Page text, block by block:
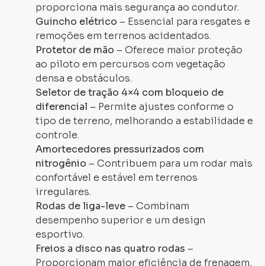
proporciona mais segurança ao condutor.
Guincho elétrico – Essencial para resgates e
remoções em terrenos acidentados.
Protetor de mão – Oferece maior proteção
ao piloto em percursos com vegetação
densa e obstáculos.
Seletor de tração 4×4 com bloqueio de
diferencial – Permite ajustes conforme o
tipo de terreno, melhorando a estabilidade e
controle.
Amortecedores pressurizados com
nitrogênio – Contribuem para um rodar mais
confortável e estável em terrenos
irregulares.
Rodas de liga-leve – Combinam
desempenho superior e um design
esportivo.
Freios a disco nas quatro rodas –
Proporcionam maior eficiência de frenagem,